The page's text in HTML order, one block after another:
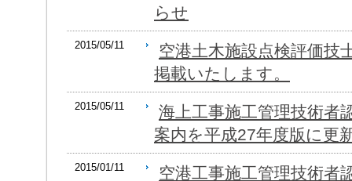
らせ
2015/05/11
空港土木施設点検評価技
掲載いたします。
2015/05/11
海上工事施工管理技術者
案内を平成27年度版に更
2015/01/11
空港工事施工管理技術者